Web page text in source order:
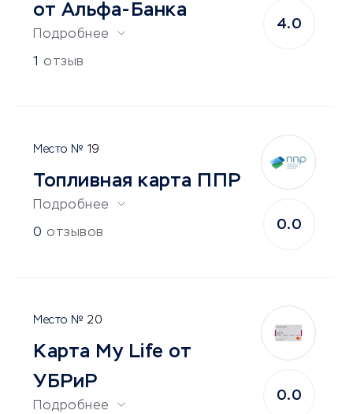
от Альфа-Банка
Подробнее
1 отзыв
4.0
19
Топливная карта ППР
Подробнее
0 отзывов
0.0
20
Карта My Life от
УБРиР
Подробнее
0.0